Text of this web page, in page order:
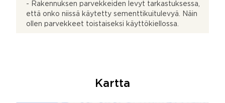
- Rakennuksen parvekkeiden levyt tarkastuksessa,
että onko niissä käytetty sementtikuitulevyä. Näin
ollen parvekkeet toistaiseksi käyttökiellossa.
Kartta